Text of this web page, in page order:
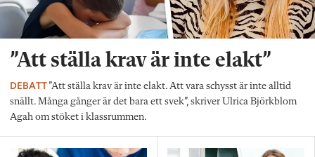
”Att ställa krav är inte elakt”
DEBATT”Att ställa krav är inte elakt. Att vara schysst är inte alltid
snällt. Många gånger är det bara ett svek”, skriver Ulrica Björkblom
Agah om stöket i klassrummen.